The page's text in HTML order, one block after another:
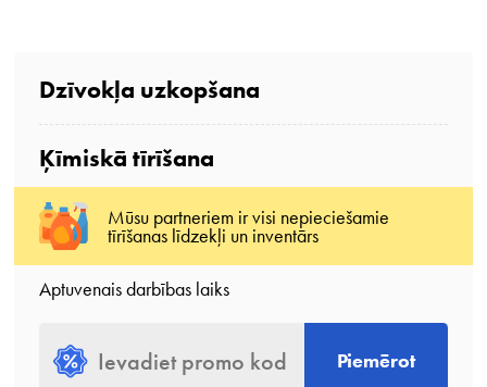
Dzīvokļa uzkopšana
Ķīmiskā tīrīšana
Mūsu partneriem ir visi nepieciešamie
tīrīšanas līdzekļi un inventārs
Aptuvenais darbības laiks
Piemērot